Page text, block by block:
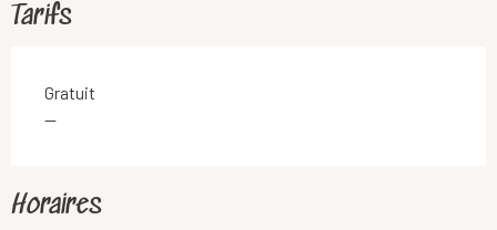
Tarifs
Gratuit
—
Horaires